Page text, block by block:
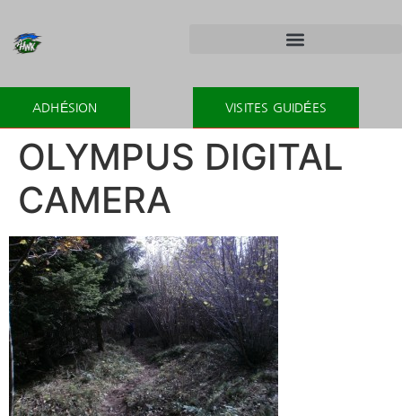
ADHÉSION VISITES GUIDÉES
OLYMPUS DIGITAL
CAMERA